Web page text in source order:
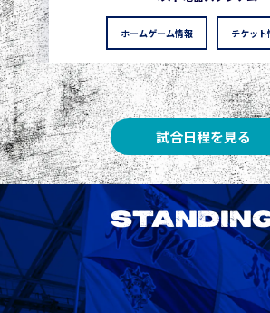
ホームゲーム情報 チケット
試合日程を見る